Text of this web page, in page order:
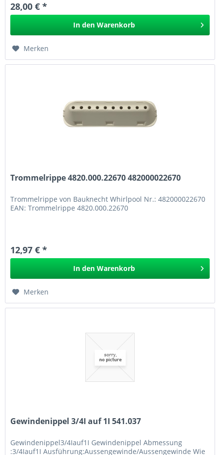
28,00 € *
In den Warenkorb
Merken
Trommelrippe 4820.000.22670 482000022670
Trommelrippe von Bauknecht Whirlpool Nr.: 482000022670
EAN: Trommelrippe 4820.000.22670
12,97 € *
In den Warenkorb
Merken
Gewindenippel 3/4I auf 1I 541.037
Gewindenippel3/4Iauf1I Gewindenippel Abmessung
:3/4Iauf1I Ausführung:Aussengewinde/Aussengewinde Wie